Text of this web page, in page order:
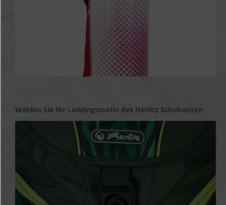
Wählen Sie Ihr Lieblingsmotiv des Herlitz Schulranzen